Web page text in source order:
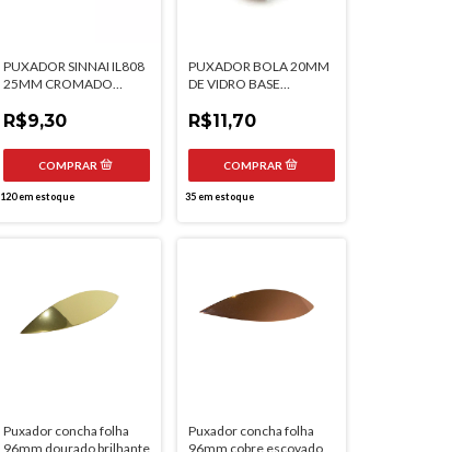
PUXADOR SINNAI IL808
25MM CROMADO
R$9,30
120em estoque
PUXADOR BOLA 20MM
DE VIDRO BASE
R$11,70
35em estoque
Puxador concha folha
96mm dourado brilhante
Puxador concha folha
96mm cobre escovado